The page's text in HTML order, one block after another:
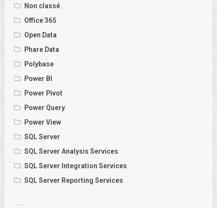
Non classé
Office 365
Open Data
Phare Data
Polybase
Power BI
Power Pivot
Power Query
Power View
SQL Server
SQL Server Analysis Services
SQL Server Integration Services
SQL Server Reporting Services